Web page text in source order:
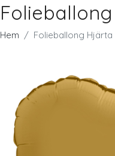
Hem Folieballong Hjärta